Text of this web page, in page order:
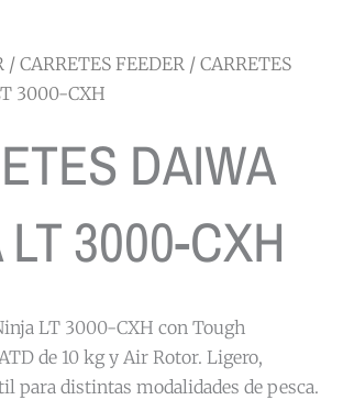
/ CARRETES FEEDER / CARRETES
3000-CXH
DAIWA
3000-CXH
LT 3000-CXH con Tough
de 10 kg y Air Rotor. Ligero,
para distintas modalidades de pesca.